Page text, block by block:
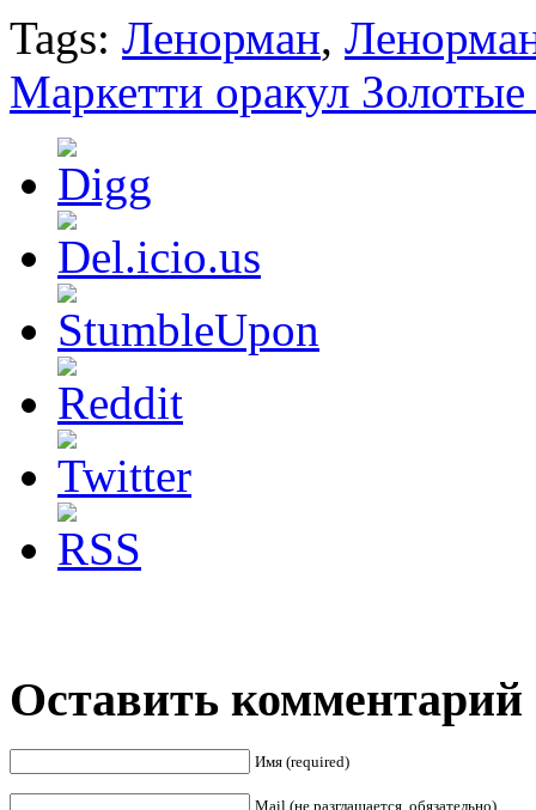
Tags: Ленорман,
Маркетти оракул
Оставить комментарий
Имя (required)
Mail (не разглашается, обязательно)